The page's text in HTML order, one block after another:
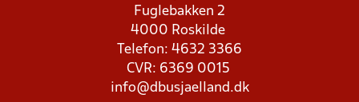
Fuglebakken 2
4000 Roskilde
Telefon: 4632 3366
CVR: 6369 0015
info@dbusjaelland.dk